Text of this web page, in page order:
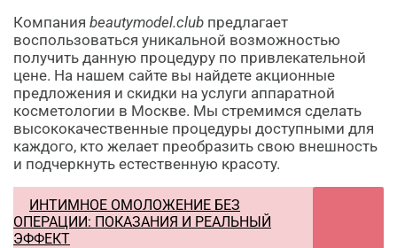
Компания beautymodel.club предлагает
воспользоваться уникальной возможностью
получить данную процедуру по привлекательной
цене. На нашем сайте вы найдете акционные
предложения и скидки на услуги аппаратной
косметологии в Москве. Мы стремимся сделать
высококачественные процедуры доступными для
каждого, кто желает преобразить свою внешность
и подчеркнуть естественную красоту.
ИНТИМНОЕ ОМОЛОЖЕНИЕ БЕЗ
ОПЕРАЦИИ: ПОКАЗАНИЯ И РЕАЛЬНЫЙ
ЭФФЕКТ